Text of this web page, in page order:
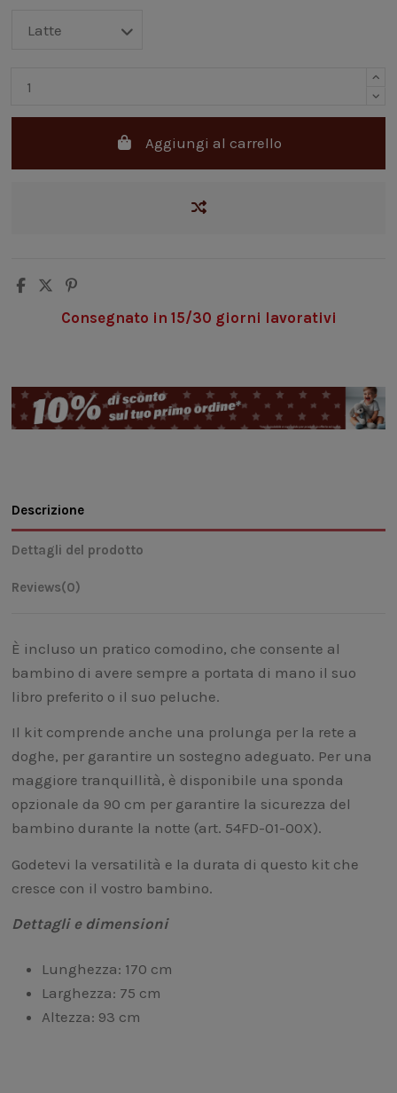
Aggiungi al carrello
Consegnato in 15/30 giorni lavorativi
Descrizione
Dettagli del prodotto
Reviews(0)
È incluso un pratico comodino, che consente al
bambino di avere sempre a portata di mano il suo
libro preferito o il suo peluche.
Il kit comprende anche una prolunga per la rete a
doghe, per garantire un sostegno adeguato. Per una
maggiore tranquillità, è disponibile una sponda
opzionale da 90 cm per garantire la sicurezza del
bambino durante la notte (art. 54FD-01-00X).
Godetevi la versatilità e la durata di questo kit che
cresce con il vostro bambino.
Dettagli e dimensioni
Lunghezza: 170 cm
Larghezza: 75 cm
Altezza: 93 cm